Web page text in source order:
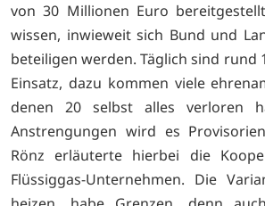
von 30 Millionen Euro
wissen, inwieweit sich Bund und
beteiligen werden. Täglich sind rund
Einsatz, dazu kommen viele
denen 20 selbst alles verloren
Anstrengungen wird es
Rönz erläuterte hierbei die
Flüssiggas-Unternehmen. Die